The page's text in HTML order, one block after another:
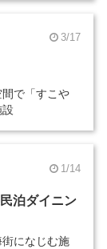
3/17
で「すこや
1/14
泊ダイニン
になじむ施